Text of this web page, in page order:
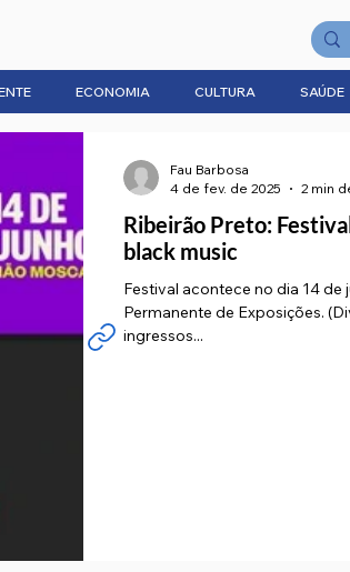
ECONOMIA CULTURA SAÚDE
Ribeirão Preto:
black music
Festival acontece no dia 14
Permanente de Exposições. (Divulgação: João Rock) A venda de
ingressos...
Fau Barbosa
4 de fev. de 2025
2 min